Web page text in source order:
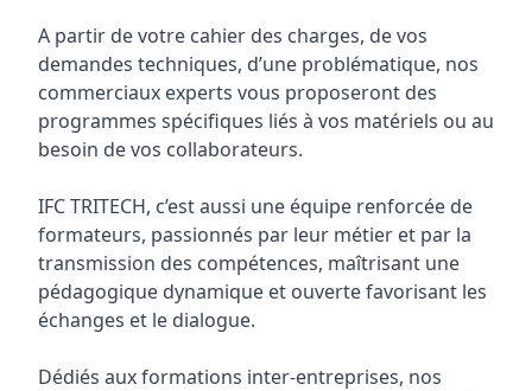
A partir de votre cahier des charges, de vos
demandes techniques, d’une problématique, nos
commerciaux experts vous proposeront des
programmes spécifiques liés à vos matériels ou au
besoin de vos collaborateurs.
IFC TRITECH, c’est aussi une équipe renforcée de
formateurs, passionnés par leur métier et par la
transmission des compétences, maîtrisant une
pédagogique dynamique et ouverte favorisant les
échanges et le dialogue.
Dédiés aux formations inter-entreprises, nos